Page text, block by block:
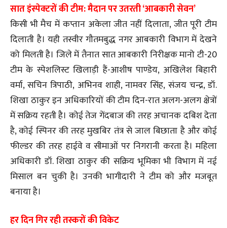
सात इंस्पेक्टरों की टीम: मैदान पर उतरती ‘आबकारी सेवन’
किसी भी मैच में कप्तान अकेला जीत नहीं दिलाता, जीत पूरी टीम
दिलाती है। यही तस्वीर गौतमबुद्ध नगर आबकारी विभाग में देखने
को मिलती है। जिले में तैनात सात आबकारी निरीक्षक मानो टी-20
टीम के स्पेशलिस्ट खिलाड़ी हैं-आशीष पाण्डेय, अखिलेश बिहारी
वर्मा, सचिन त्रिपाठी, अभिनव शाही, नामवर सिंह, संजय चन्द्र, डॉ.
शिखा ठाकुर इन अधिकारियों की टीम दिन-रात अलग-अलग क्षेत्रों
में सक्रिय रहती है। कोई तेज गेंदबाज की तरह अचानक दबिश देता
है, कोई स्पिनर की तरह मुखबिर तंत्र से जाल बिछाता है और कोई
फील्डर की तरह हाईवे व सीमाओं पर निगरानी करता है। महिला
अधिकारी डॉ. शिखा ठाकुर की सक्रिय भूमिका भी विभाग में नई
मिसाल बन चुकी है। उनकी भागीदारी ने टीम को और मजबूत
बनाया है।
हर दिन गिर रही तस्करों की विकेट